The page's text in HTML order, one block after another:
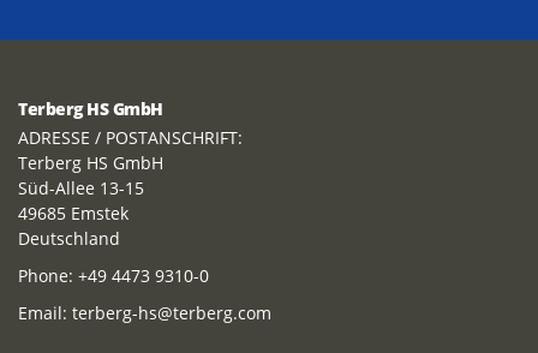
Terberg HS GmbH
ADRESSE / POSTANSCHRIFT:
Terberg HS GmbH
Süd-Allee 13-15
49685 Emstek
Deutschland
Phone: +49 4473 9310-0
Email: terberg-hs@terberg.com